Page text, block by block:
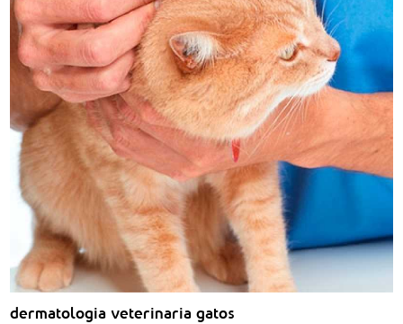
dermatologia veterinaria gatos